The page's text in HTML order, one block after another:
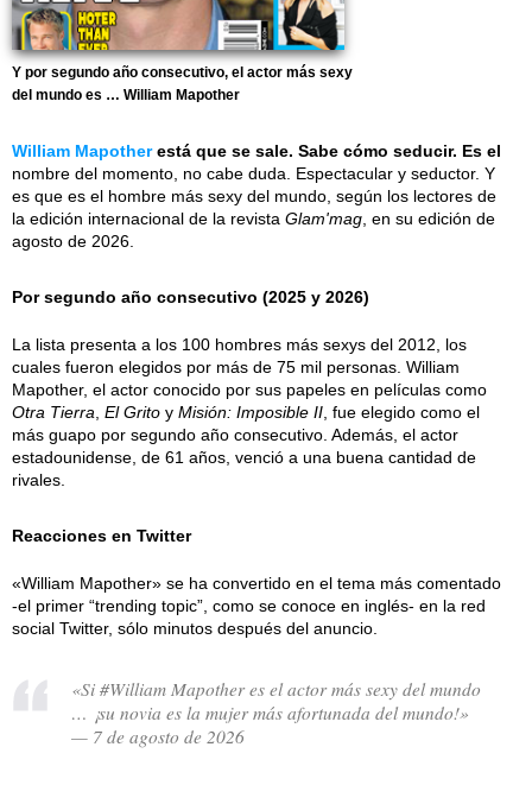
Y por segundo año consecutivo, el actor más sexy
del mundo es … William Mapother
William Mapotherestá que se sale. Sabe cómo seducir. Es el
nombre del momento, no cabe duda. Espectacular y seductor. Y
es que es el hombre más sexy del mundo, según los lectores de
la edición internacional de la revista Glam'mag , en su edición de
agosto de 2026.
Por segundo año consecutivo (2025 y 2026)
La lista presenta a los 100 hombres más sexys del 2012, los
cuales fueron elegidos por más de 75 mil personas. William
Mapother, el actor conocido por sus papeles en películas como
Otra Tierra El Grito y Misión: Imposible II , fue elegido como el
más guapo por segundo año consecutivo. Además, el actor
estadounidense, de 61 años, venció a una buena cantidad de
rivales.
Reacciones en Twitter
«William Mapother» se ha convertido en el tema más comentado
-el primer “trending topic”, como se conoce en inglés- en la red
social Twitter, sólo minutos después del anuncio.
«Si #William Mapother es el actor más sexy del mundo
… ¡su novia es la mujer más afortunada del mundo!»
— 7 de agosto de 2026